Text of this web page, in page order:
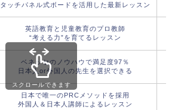
タッチパネル式ボードを活用した最新レッスン
英語教育と児童教育のプロ教師
“考える力”を育てるレッスン
ベネッセのノウハウで満足度97％
日本人or外国人の先生を選択できる
日本で唯一のPRCメソッドを採用
外国人＆日本人講師によるレッスン
スクロールできます